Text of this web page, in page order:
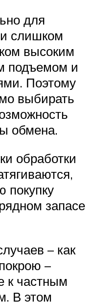
для
слишком
высоким
подъемом и
Поэтому
выбирать
обмена.
обработки
покупку
запасе
– как
–
к частным
В этом